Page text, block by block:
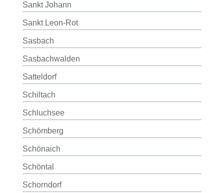
Sankt Johann
Sankt Leon-Rot
Sasbach
Sasbachwalden
Satteldorf
Schiltach
Schluchsee
Schömberg
Schönaich
Schöntal
Schorndorf